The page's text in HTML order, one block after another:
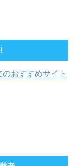
のおすすめサイト